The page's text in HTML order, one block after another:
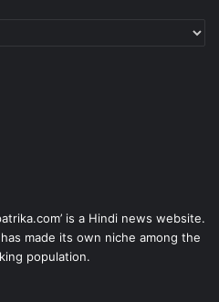
is a Hindi news website.
made its own niche among the
population.